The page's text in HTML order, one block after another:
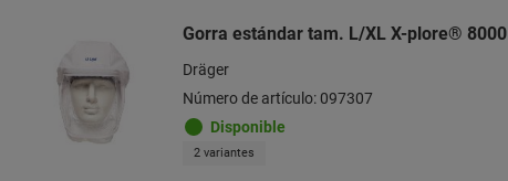
Gorra estándar tam. L/XL X-plore® 8000
Dräger
Número de artículo: 097307
Disponible
2 variantes